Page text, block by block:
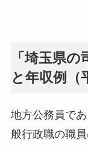
「埼玉県
と年収例（
地方公務員で
般行政職の職